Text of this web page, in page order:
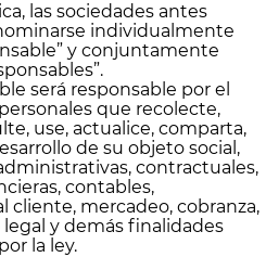
las sociedades antes
individualmente
y conjuntamente
será responsable por el
que recolecte,
use, actualice, comparta,
de su objeto social,
contractuales,
contables,
cliente, mercadeo, cobranza,
y demás finalidades
la ley.